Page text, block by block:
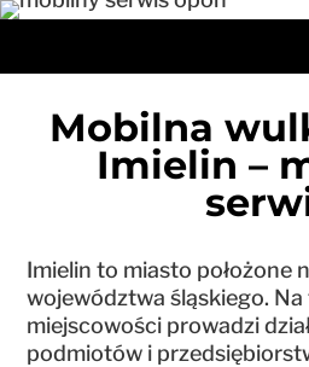
Mobilna
Imielin –
Imielin to miasto położone
województwa śląskiego.
miejscowości prowadzi
podmiotów i